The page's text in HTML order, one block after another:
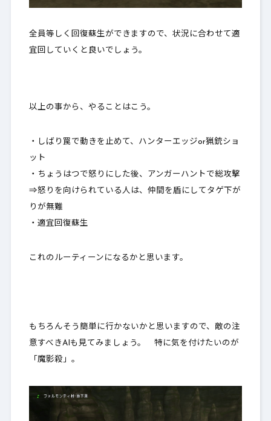
全員等しく回復蘇生ができますので、状況に合わせて適
宜回していくと良いでしょう。
以上の事から、やることはこう。
・しばり罠で動きを止めて、ハンターエッジor猟銃ショ
ット
・ ちょうはつで怒りにした後、アンガーハントで総攻撃
⇒怒りを向けられている人は、仲間を盾にしてタゲ下が
りが無難
・適宜回復蘇生
これのルーティーンになるかと思います。
もちろんそう簡単に行かないかと思いますので、敵の注
意すべきAIも見てみましょう。 特に気を付けたいのが
「魔影殺」。